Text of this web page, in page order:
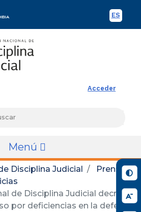
ES
Acceder
Menú
Disciplina Judicial
Prensa
de Disciplina Judicial decretó
por deficiencias en la defensa